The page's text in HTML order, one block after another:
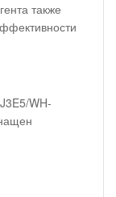
также
WH-